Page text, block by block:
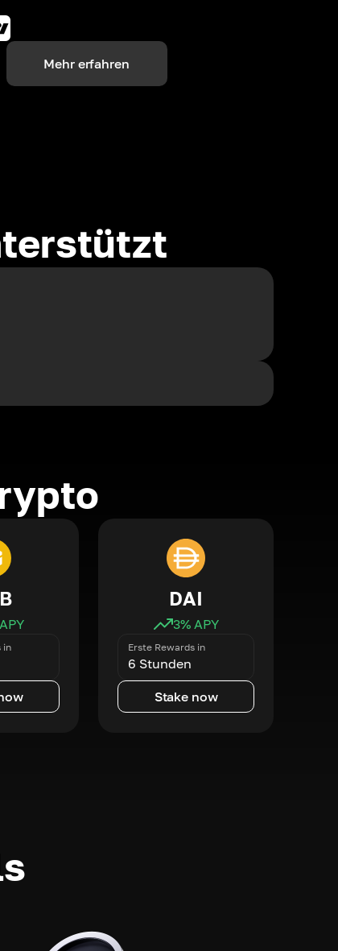
Mehr erfahren
in
DAI
3% APY
Erste Rewards in
6 Stunden
Stake now